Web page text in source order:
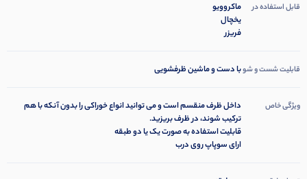
قابل استفاده در
ماکروویو
یخچال
فریزر
قابلیت شست و شوبا دست و ماشین ظرفشویی
ویژگی خاص
داخل ظرف منقسم است و می توانید انواع خوراکی را بدون آنکه با هم
ترکیب شوند، در ظرف بریزید.
قابلیت استفاده به صورت یک یا دو طبقه
ارای سوپاپ روی درب